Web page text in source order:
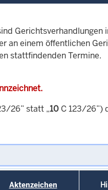
Gerichtsverhandlungen
an einem öffentlichen
stattfindenden Termine.
26” statt „10 C 123/26”)
Aktenzeichen